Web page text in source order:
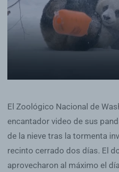
El Zoológico Nacional de
encantador video de sus
de la nieve tras la tormenta
recinto cerrado dos días. El
aprovecharon al máximo el